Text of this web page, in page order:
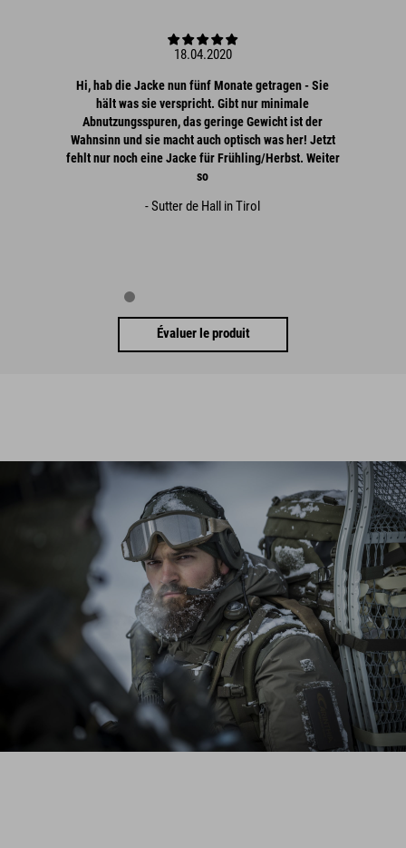
18.04.2020
Hi, hab die Jacke nun fünf Monate getragen - Sie
hält was sie verspricht. Gibt nur minimale
Abnutzungsspuren, das geringe Gewicht ist der
Wahnsinn und sie macht auch optisch was her! Jetzt
fehlt nur noch eine Jacke für Frühling/Herbst. Weiter
so
- Sutter de Hall in Tirol
Évaluer le produit